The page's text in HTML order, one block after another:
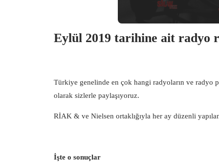
Eylül 2019 tarihine ait radyo
Türkiye genelinde en çok hangi radyoların ve radyo
olarak sizlerle paylaşıyoruz.
RİAK & ve Nielsen ortaklığıyla her ay düzenli
İşte o sonuçlar